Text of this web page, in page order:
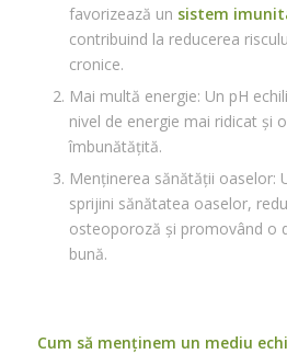
favorizează un sistem
contribuind la reducerea
cronice.
Mai multă energie: Un pH
nivel de energie mai ridicat și
îmbunătățită.
Menținerea sănătății oaselor:
sprijini sănătatea oaselor,
osteoporoză și promovând o
bună.
Cum să menținem un mediu